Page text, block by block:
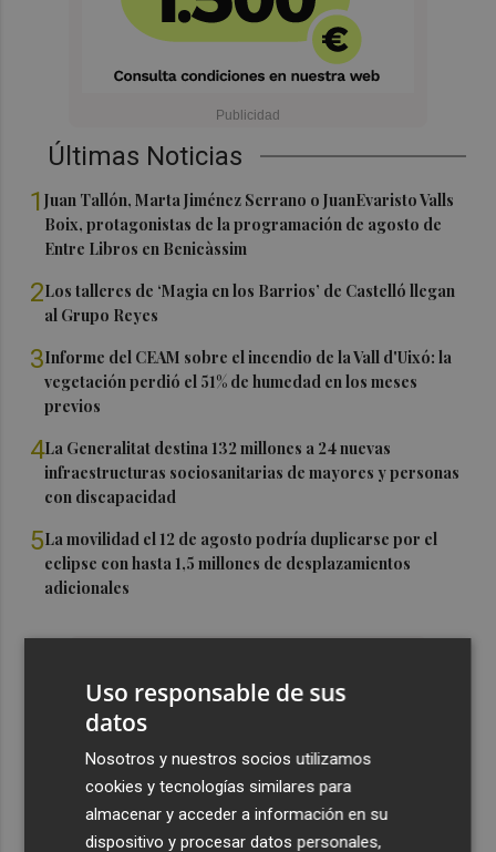
Últimas Noticias
1Juan Tallón, Marta Jiménez Serrano o JuanEvaristo Valls
Boix, protagonistas de la programación de agosto de
Entre Libros en Benicàssim
2Los talleres de ‘Magia en los Barrios’ de Castelló llegan
al Grupo Reyes
3Informe del CEAM sobre el incendio de la Vall d'Uixó: la
vegetación perdió el 51% de humedad en los meses
previos
4La Generalitat destina 132 millones a 24 nuevas
infraestructuras sociosanitarias de mayores y personas
con discapacidad
5La movilidad el 12 de agosto podría duplicarse por el
eclipse con hasta 1,5 millones de desplazamientos
adicionales
Uso responsable de sus
datos
Nosotros y nuestros socios utilizamos
cookies y tecnologías similares para
almacenar y acceder a información en su
dispositivo y procesar datos personales,